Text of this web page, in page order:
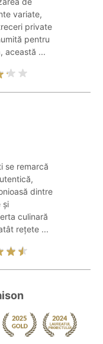
variate,
private
pentru
această ...
se remarcă
dintre
și
culinară
rețete ...